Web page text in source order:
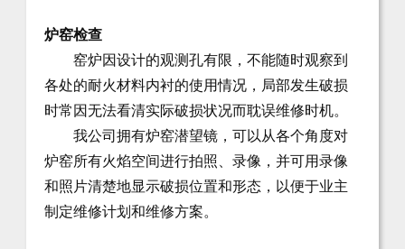
炉窑检查
窑炉因设计的观测孔有限，不能随时观察到
各处的耐火材料内衬的使用情况，局部发生破损
时常因无法看清实际破损状况而耽误维修时机。
我公司拥有炉窑潜望镜，可以从各个角度对
炉窑所有火焰空间进行拍照、录像，并可用录像
和照片清楚地显示破损位置和形态，以便于业主
制定维修计划和维修方案。